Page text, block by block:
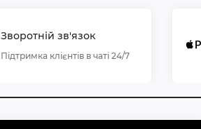
Зворотній зв'язок
Підтримка клієнтів в чаті 24/7